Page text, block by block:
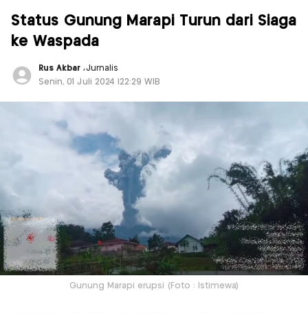
Status Gunung Marapi Turun dari Siaga
ke Waspada
Rus Akbar,Jurnalis
Senin, 01 Juli 2024 |22:29 WIB
Gunung Marapi erupsi (Foto : Istimewa)